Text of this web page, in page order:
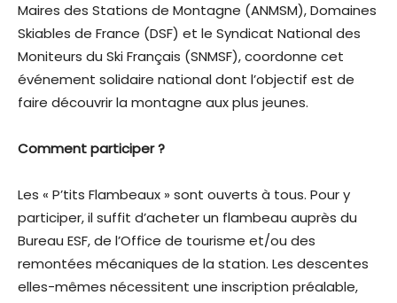
Maires des Stations de Montagne (ANMSM), Domaines
Skiables de France (DSF) et le Syndicat National des
Moniteurs du Ski Français (SNMSF), coordonne cet
événement solidaire national dont l’objectif est de
faire découvrir la montagne aux plus jeunes.
Comment participer ?
Les « P’tits Flambeaux » sont ouverts à tous. Pour y
participer, il suffit d’acheter un flambeau auprès du
Bureau ESF, de l’Office de tourisme et/ou des
remontées mécaniques de la station. Les descentes
elles-mêmes nécessitent une inscription préalable,